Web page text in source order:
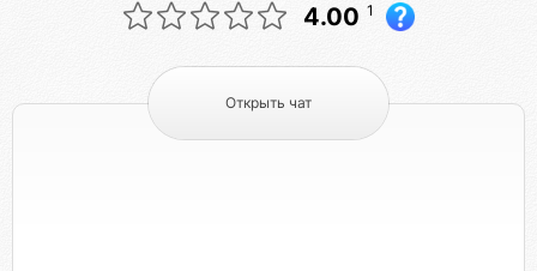
4.00 1
Открыть чат